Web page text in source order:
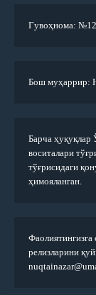
Гувоҳнома:
Бош муҳаррир:
Барча ҳуқуқлар
воситалари
тўғрисидаги
ҳимояланган.
релизларини